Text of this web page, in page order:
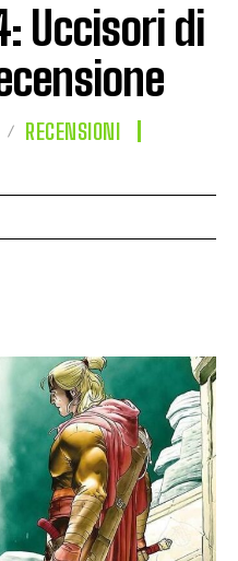
Uccisori di
RECENSIONI